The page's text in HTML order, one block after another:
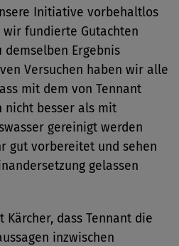
Initiative vorbehaltlos
fundierte Gutachten
Ergebnis
Versuchen haben wir alle
mit dem von Tennant
nicht besser als mit
gereinigt werden
gut vorbereitet und sehen
gelassen
dass Tennant die
inzwischen